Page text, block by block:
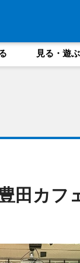
見る・遊ぶ
田カフ